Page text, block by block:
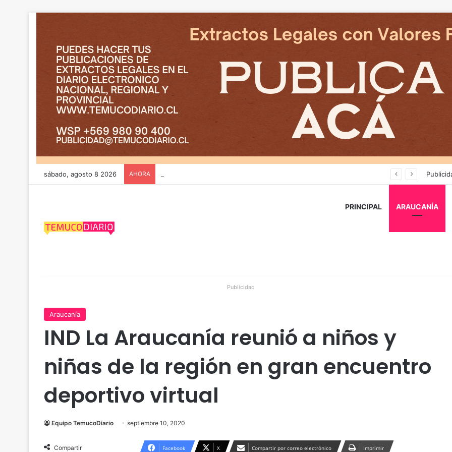
sábado, agosto 8 2026 AHORA
PRINCIPAL ARAUCANÍA
Publicidad
Araucanía
IND La Araucanía reunió a niños y
niñas de la región en gran encuentro
deportivo virtual
Equipo TemucoDiario septiembre 10, 2020
Compartir Facebook X Compartir por correo electrónico Imprimir